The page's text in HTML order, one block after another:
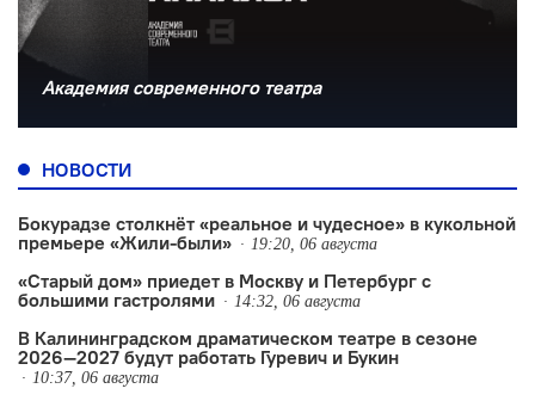
Академия современного театра
НОВОСТИ
Бокурадзе столкнëт «реальное и чудесное» в кукольной
премьере «Жили-были»
19:20, 06 августа
«Старый дом» приедет в Москву и Петербург с
большими гастролями
14:32, 06 августа
В Калининградском драматическом театре в сезоне
2026—2027 будут работать Гуревич и Букин
10:37, 06 августа